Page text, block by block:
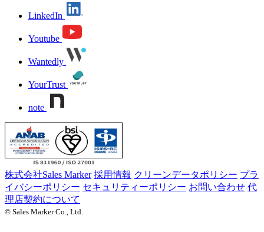
LinkedIn
Youtube
Wantedly
YourTrust
note
株式会社Sales Marker 採用情報 クリーンデータポリシー プラ
イバシーポリシー セキュリティーポリシー お問い合わせ 代
理店契約について
© Sales Marker Co., Ltd.